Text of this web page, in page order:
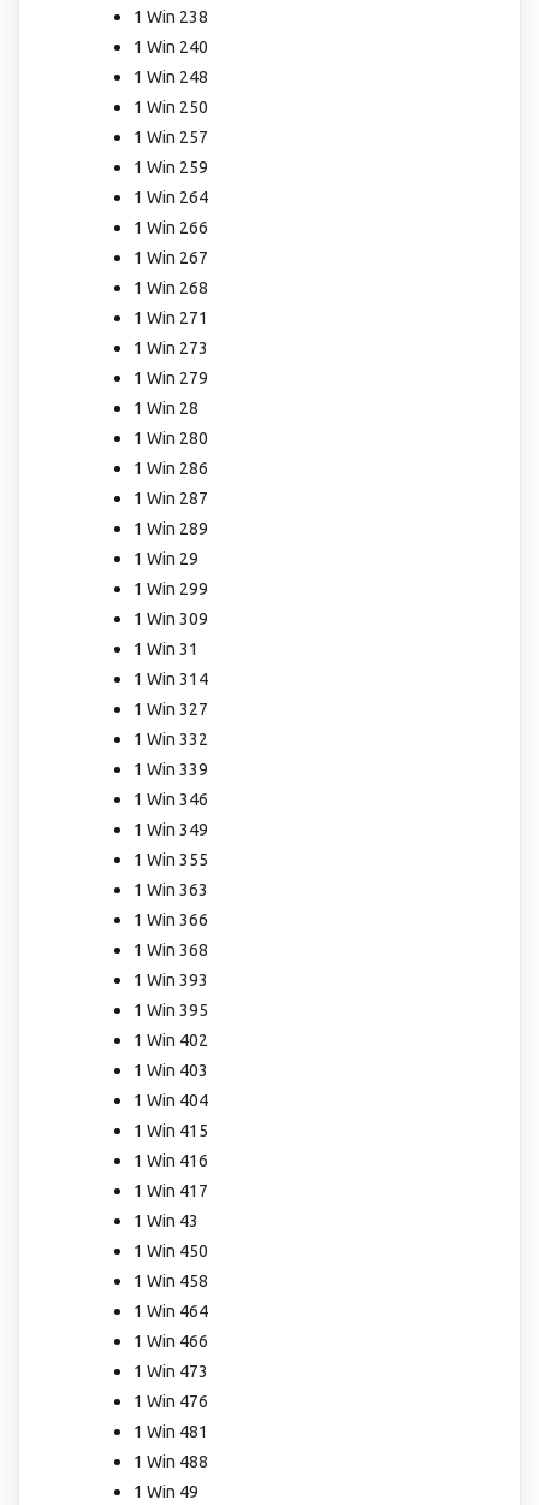
1 Win 238
1 Win 240
1 Win 248
1 Win 250
1 Win 257
1 Win 259
1 Win 264
1 Win 266
1 Win 267
1 Win 268
1 Win 271
1 Win 273
1 Win 279
1 Win 28
1 Win 280
1 Win 286
1 Win 287
1 Win 289
1 Win 29
1 Win 299
1 Win 309
1 Win 31
1 Win 314
1 Win 327
1 Win 332
1 Win 339
1 Win 346
1 Win 349
1 Win 355
1 Win 363
1 Win 366
1 Win 368
1 Win 393
1 Win 395
1 Win 402
1 Win 403
1 Win 404
1 Win 415
1 Win 416
1 Win 417
1 Win 43
1 Win 450
1 Win 458
1 Win 464
1 Win 466
1 Win 473
1 Win 476
1 Win 481
1 Win 488
1 Win 49